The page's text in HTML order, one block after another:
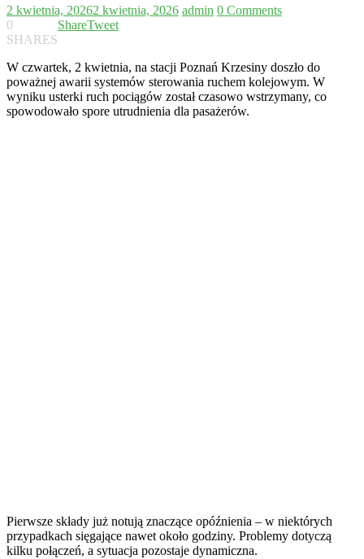
2 kwietnia, 20262 kwietnia, 2026 admin 0 Comments
0
SHARES
ShareTweet
W czwartek, 2 kwietnia, na stacji Poznań Krzesiny doszło do
poważnej awarii systemów sterowania ruchem kolejowym. W
wyniku usterki ruch pociągów został czasowo wstrzymany, co
spowodowało spore utrudnienia dla pasażerów.
Pierwsze składy już notują znaczące opóźnienia – w niektórych
przypadkach sięgające nawet około godziny. Problemy dotyczą
kilku połączeń, a sytuacja pozostaje dynamiczna.